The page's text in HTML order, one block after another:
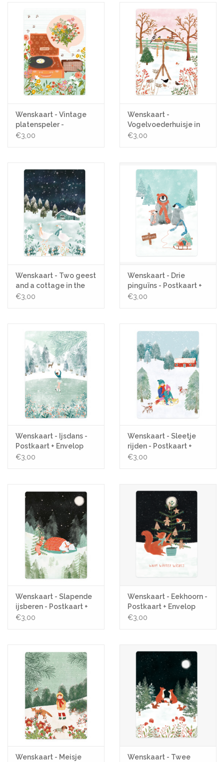
Wenskaart - Vintage
platenspeler -
Postkaart + Envelop
€3,00
Wenskaart -
Vogelvoederhuisje in
de sneeuw - Postkaart
€3,00
Wenskaart - Two geest
and a cottage in the
snow - Postkaart +
€3,00
Wenskaart - Drie
pinguïns - Postkaart +
Envelop
€3,00
Wenskaart - Ijsdans -
Postkaart + Envelop
€3,00
Wenskaart - Sleetje
rijden - Postkaart +
Envelop
€3,00
Wenskaart - Slapende
ijsberen - Postkaart +
Envelop
€3,00
Wenskaart - Eekhoorn -
Postkaart + Envelop
€3,00
Wenskaart - Meisje
Wenskaart - Twee